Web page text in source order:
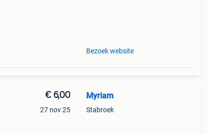
Bezoek website
€ 6,00
27 nov 25
Myriam
Stabroek